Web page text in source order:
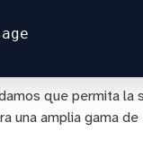
que permita
una amplia gama